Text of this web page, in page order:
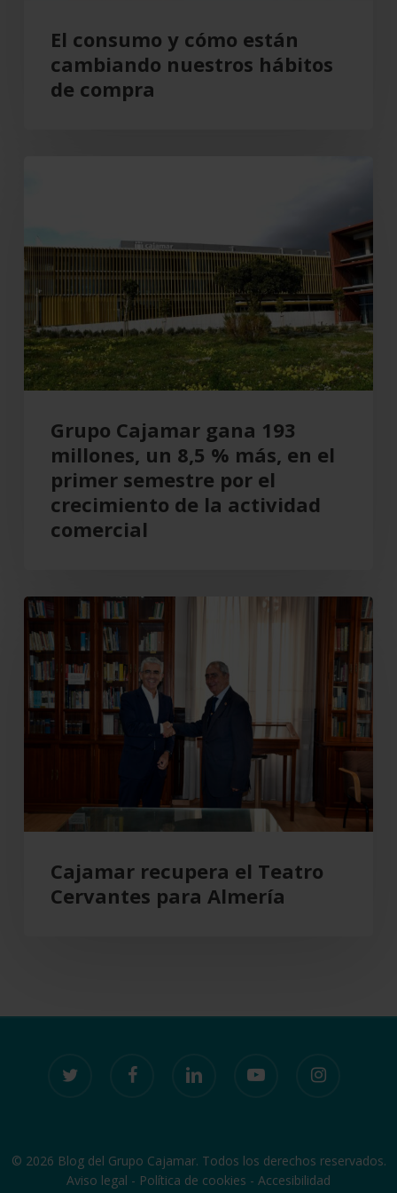
El consumo y cómo están
cambiando nuestros hábitos
de compra
193
millones,
un
8,5
%
más,
en
primer
semestre
crecimiento
actividad
comercial
Grupo Cajamar gana 193
millones, un 8,5 % más, en el
primer semestre por el
crecimiento de la actividad
comercial
Cajamar
recupera
el
Teatro
Cervantes
para
Cajamar recupera el Teatro
Cervantes para Almería
© 2026 Blog del Grupo Cajamar. Todos los derechos reservados.
Aviso legal - Política de cookies - Accesibilidad